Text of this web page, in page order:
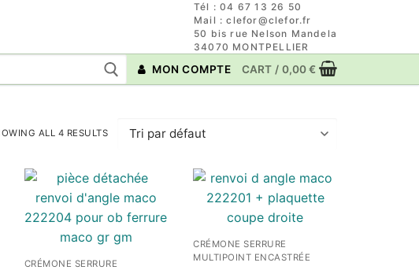
Tél : 04 67 13 26 50
Mail : clefor@clefor.fr
50 bis rue Nelson Mandela
34070 MONTPELLIER
MON COMPTE CART / 0,00€
ALL 4 RESULTS
CRÉMONE SERRURE
CRÉMONE SERRURE
MULTIPOINT ENCASTRÉE